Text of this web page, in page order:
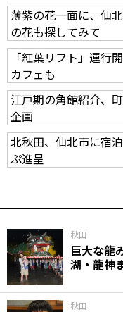
薄紫の花一面に、仙
の花も探してみて
「紅葉リフト」運
カフェも
江戸期の角館紹介、
企画
北秋田、仙北市に宿
ぷ進呈
秋田
巨大な龍
湖・龍神
秋田